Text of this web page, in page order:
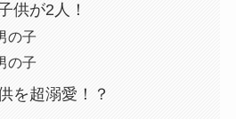
供が2人！
の子
の子
を超溺愛！？